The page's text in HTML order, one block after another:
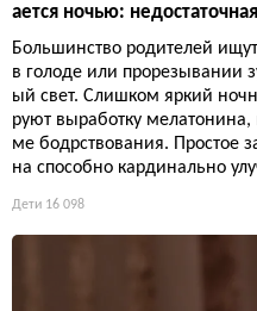
ается ночью:
Большинство родителей
в голоде или прорезывании
ый свет. Слишком яркий
руют выработку
ме бодрствования. Простое
на способно кардинально
Дети 16 098